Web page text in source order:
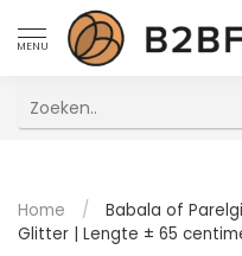
MENU
Home /
Babala of
Glitter | Lengte ± 65